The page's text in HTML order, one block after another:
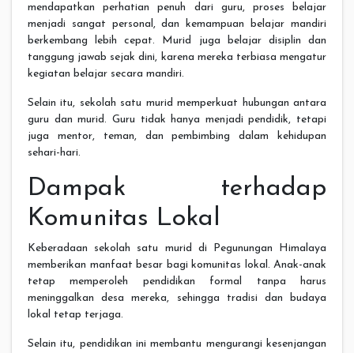
mendapatkan perhatian penuh dari guru, proses belajar
menjadi sangat personal, dan kemampuan belajar mandiri
berkembang lebih cepat. Murid juga belajar disiplin dan
tanggung jawab sejak dini, karena mereka terbiasa mengatur
kegiatan belajar secara mandiri.
Selain itu, sekolah satu murid memperkuat hubungan antara
guru dan murid. Guru tidak hanya menjadi pendidik, tetapi
juga mentor, teman, dan pembimbing dalam kehidupan
sehari-hari.
Dampak terhadap
Komunitas Lokal
Keberadaan sekolah satu murid di Pegunungan Himalaya
memberikan manfaat besar bagi komunitas lokal. Anak-anak
tetap memperoleh pendidikan formal tanpa harus
meninggalkan desa mereka, sehingga tradisi dan budaya
lokal tetap terjaga.
Selain itu, pendidikan ini membantu mengurangi kesenjangan